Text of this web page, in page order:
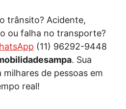
trânsito? Acidente,
ou falha no transporte?
(11) 96292-9448
. Sua
de pessoas em
real!